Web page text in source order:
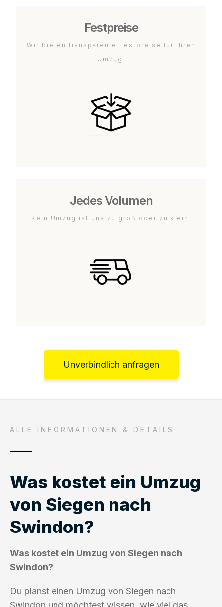
Festpreise
Wir bieten transparente Festpreise für Ihren
Umzug.
Jedes Volumen
Kein Umzug ist uns zu groß oder zu klein.
Unverbindlich anfragen
ALLE INFORMATIONEN & DETAILS
Was kostet ein Umzug
von Siegen nach
Swindon?
Was kostet ein Umzug von Siegen nach
Swindon?
Du planst einen Umzug von Siegen nach
Swindon und möchtest wissen, wie viel das